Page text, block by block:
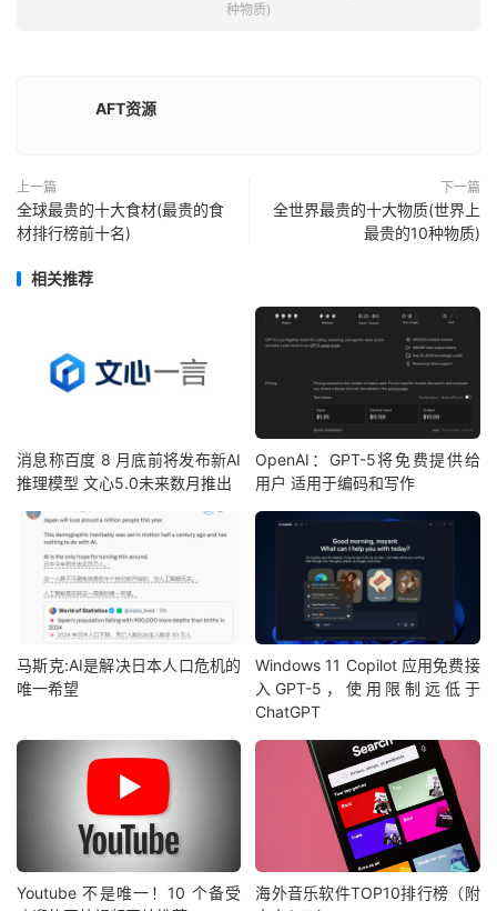
种物质)
AFT资源
上一篇
全球最贵的十大食材(最贵的食
材排行榜前十名)
下一篇
全世界最贵的十大物质(世界上
最贵的10种物质)
相关推荐
消息称百度 8 月底前将发布新AI
推理模型 文心5.0未来数月推出
OpenAI：GPT-5将免费提供给
用户 适用于编码和写作
马斯克:AI是解决日本人口危机的
唯一希望
Windows 11 Copilot 应用免费接
入GPT-5，使用限制远低于
ChatGPT
Youtube 不是唯一！10 个备受
海外音乐软件TOP10排行榜（附